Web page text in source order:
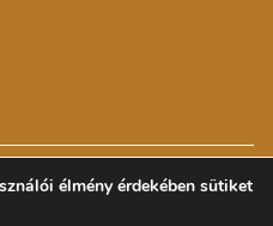
Minden jog fenntartva.
élmény érdekében sütiket